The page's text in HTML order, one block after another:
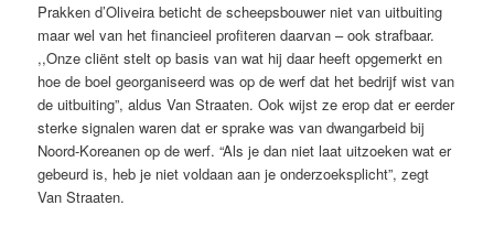
Prakken d’Oliveira beticht de scheepsbouwer niet van uitbuiting
maar wel van het financieel profiteren daarvan – ook strafbaar.
,,Onze cliënt stelt op basis van wat hij daar heeft opgemerkt en
hoe de boel georganiseerd was op de werf dat het bedrijf wist van
de uitbuiting”, aldus Van Straaten. Ook wijst ze erop dat er eerder
sterke signalen waren dat er sprake was van dwangarbeid bij
Noord-Koreanen op de werf. “Als je dan niet laat uitzoeken wat er
gebeurd is, heb je niet voldaan aan je onderzoeksplicht”, zegt
Van Straaten.